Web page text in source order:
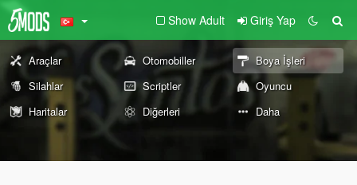
Show Adult Giriş Yap
Araçlar Otomobiller
Boya İşleri
Silahlar
Scriptler
Oyuncu
Haritalar
Diğerleri Daha